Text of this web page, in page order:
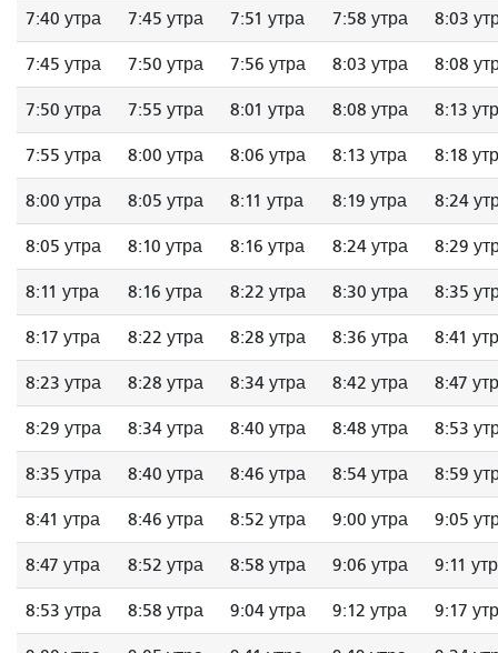
7:40 утра 7:45 утра 7:51 утра 7:58 утра 8:03
7:45 утра 7:50 утра 7:56 утра 8:03 утра 8:08
7:50 утра 7:55 утра 8:01 утра 8:08 утра 8:13
7:55 утра 8:00 утра 8:06 утра 8:13 утра 8:18
8:00 утра 8:05 утра 8:11 утра 8:19 утра 8:24
8:05 утра 8:10 утра 8:16 утра 8:24 утра 8:29
8:11 утра 8:16 утра 8:22 утра 8:30 утра 8:35
8:17 утра 8:22 утра 8:28 утра 8:36 утра 8:41
8:23 утра 8:28 утра 8:34 утра 8:42 утра 8:47
8:29 утра 8:34 утра 8:40 утра 8:48 утра 8:53
8:35 утра 8:40 утра 8:46 утра 8:54 утра 8:59
8:41 утра 8:46 утра 8:52 утра 9:00 утра 9:05
8:47 утра 8:52 утра 8:58 утра 9:06 утра 9:11
8:53 утра 8:58 утра 9:04 утра 9:12 утра 9:17